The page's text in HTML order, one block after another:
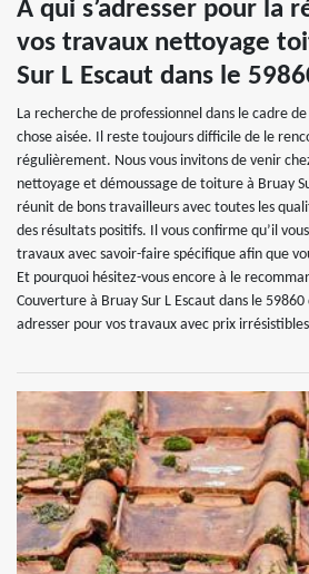
À qui s’adresser pour la
vos travaux nettoyage
Sur L Escaut dans le
La recherche de professionnel dans le cadre
chose aisée. Il reste toujours difficile de le
régulièrement. Nous vous invitons de venir
nettoyage et démoussage de toiture à Bruay
réunit de bons travailleurs avec toutes les
des résultats positifs. Il vous confirme qu’il
travaux avec savoir-faire spécifique afin que
Et pourquoi hésitez-vous encore à le
Couverture à Bruay Sur L Escaut dans le 59860
adresser pour vos travaux avec prix